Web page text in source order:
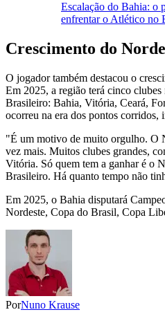
Escalação do Bahia: o
enfrentar o Atlético no
Crescimento do
O jogador também destacou o
Em 2025, a região terá cinco
Brasileiro: Bahia, Vitória, Ceará,
ocorreu na era dos pontos corridos,
"É um motivo de muito orgulho. O
vez mais. Muitos clubes grandes,
Vitória. Só quem tem a ganhar é o
Brasileiro. Há quanto tempo não
Em 2025, o Bahia disputará
Nordeste, Copa do Brasil, Copa
PorNuno Krause